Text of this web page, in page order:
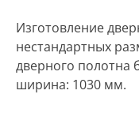
Изготовление
нестандартных
дверного полотна
ширина: 1030 мм.